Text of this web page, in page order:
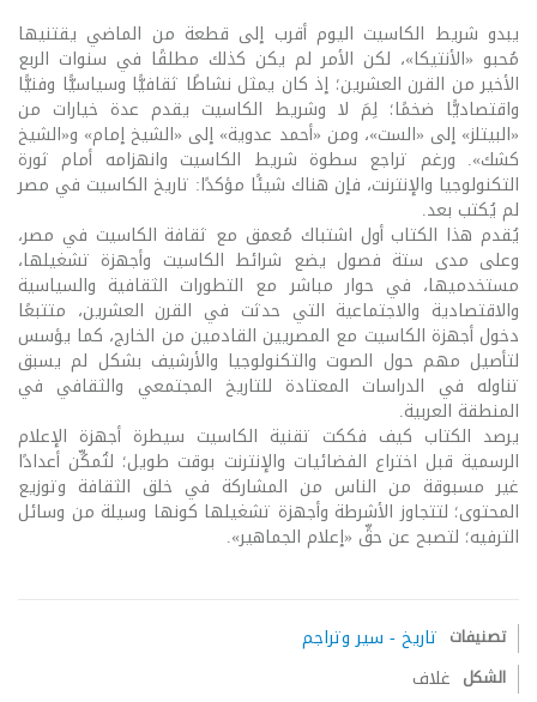
يبدو شريط الكاسيت اليوم أقرب إلى قطعة من الماضي يقتنيها
مُحبو «الأنتيكا»، لكن الأمر لم يكن كذلك مطلقًا في سنوات الربع
الأخير من القرن العشرين؛ إذ كان يمثل نشاطًا ثقافيًّا وسياسيًّا وفنيًّا
واقتصاديًّا ضخمًا؛ لِمَ لا وشريط الكاسيت يقدم عدة خيارات من
«البيتلز» إلى «الست»، ومن «أحمد عدوية» إلى «الشيخ إمام» و«الشيخ
كشك». ورغم تراجع سطوة شريط الكاسيت وانهزامه أمام ثورة
التكنولوجيا والإنترنت، فإن هناك شيئًا مؤكدًا: تاريخ الكاسيت في مصر
لم يُكتب بعد.
يُقدم هذا الكتاب أول اشتباك مُعمق مع ثقافة الكاسيت في مصر،
وعلى مدى ستة فصول يضع شرائط الكاسيت وأجهزة تشغيلها،
مستخدميها، في حوار مباشر مع التطورات الثقافية والسياسية
والاقتصادية والاجتماعية التي حدثت في القرن العشرين، متتبعًا
دخول أجهزة الكاسيت مع المصريين القادمين من الخارج، كما يؤسس
لتأصيل مهم حول الصوت والتكنولوجيا والأرشيف بشكل لم يسبق
تناوله في الدراسات المعتادة للتاريخ المجتمعي والثقافي في
المنطقة العربية.
يرصد الكتاب كيف فككت تقنية الكاسيت سيطرة أجهزة الإعلام
الرسمية قبل اختراع الفضائيات والإنترنت بوقت طويل؛ لتُمكِّن أعدادًا
غير مسبوقة من الناس من المشاركة في خلق الثقافة وتوزيع
المحتوى؛ لتتجاوز الأشرطة وأجهزة تشغيلها كونها وسيلة من وسائل
الترفيه؛ لتصبح عن حقٍّ «إعلام الجماهير».
تصنيفات تاريخ - سير وتراجم
الشكل غلاف